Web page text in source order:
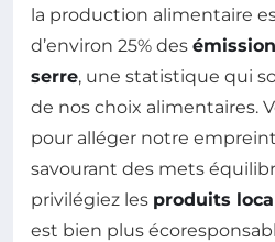
la production alimentaire
d’environ 25% des
serre, une statistique qui
de nos choix alimentaires.
pour alléger notre
savourant des mets
privilégiez les produits
est bien plus